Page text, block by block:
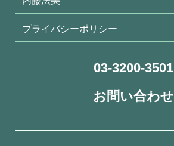
プライバシーポリシー
03-3200-3501
お問い合わせ